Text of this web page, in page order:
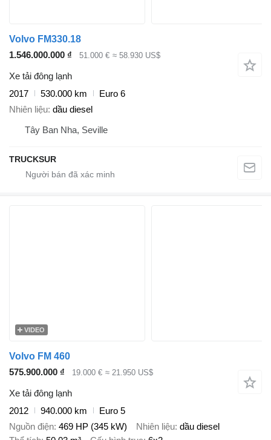
Volvo FM330.18
1.546.000.000 ₫
51.000 € ≈ 58.930 US$
Xe tải đông lạnh
2017
530.000 km
Euro 6
Nhiên liệu dầu diesel
Tây Ban Nha, Seville
TRUCKSUR
VIDEO
Volvo FM 460
575.900.000 ₫
19.000 € ≈ 21.950 US$
Xe tải đông lạnh
2012
940.000 km
Euro 5
Nguồn điện 469 HP (345 kW) Nhiên liệu dầu diesel